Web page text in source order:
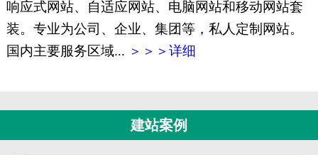
响应式网站、自适应网站、电脑网站和移动网站套
装。专业为公司、企业、集团等，私人定制网站。
国内主要服务区域... ＞＞＞详细
建站案例